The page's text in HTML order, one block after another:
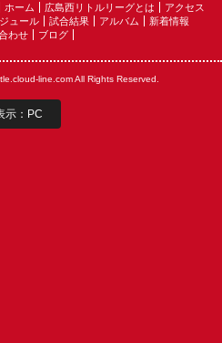
ホーム 広島西リトルリーグとは
アクセス
ュール 試合結果 アルバム
新着情報
わせ
ブログ
line.com All Rights Reserved.
示：PC